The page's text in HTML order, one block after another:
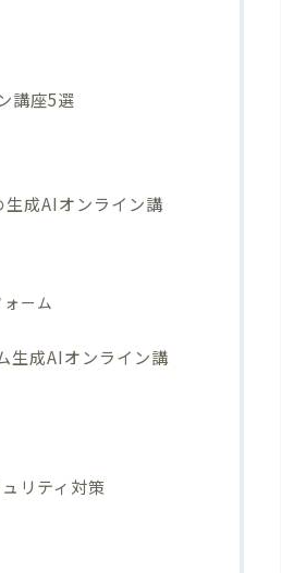
講座5選
成AIオンライン講
ーム
生成AIオンライン講
リティ対策